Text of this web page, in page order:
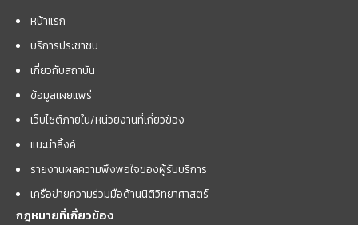
หน้าแรก
บริการประชาชน
เกี่ยวกับสถาบัน
ข้อมูลเผยแพร่
เว็บไซต์ภายใน/หน่วยงานที่เกี่ยวข้อง
แนะนำลิ้งค์
รายงานผลความพึงพอใจของผู้รับบริการ
เครือข่ายความร่วมมือด้านนิติวิทยาศาสตร์
กฎหมายที่เกี่ยวข้อง